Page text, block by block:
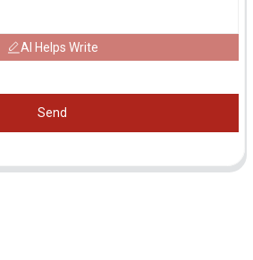
AI Helps Write
Send